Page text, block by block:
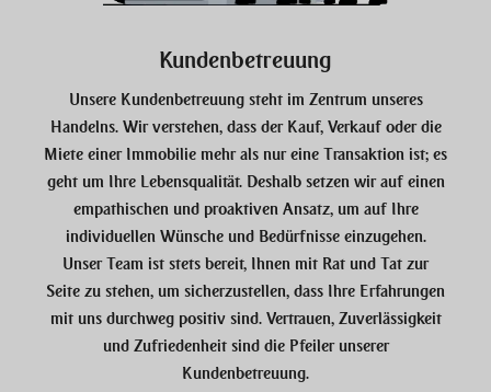
Kundenbetreuung
Unsere Kundenbetreuung steht im Zentrum unseres
Handelns. Wir verstehen, dass der Kauf, Verkauf oder die
Miete einer Immobilie mehr als nur eine Transaktion ist; es
geht um Ihre Lebensqualität. Deshalb setzen wir auf einen
empathischen und proaktiven Ansatz, um auf Ihre
individuellen Wünsche und Bedürfnisse einzugehen.
Unser Team ist stets bereit, Ihnen mit Rat und Tat zur
Seite zu stehen, um sicherzustellen, dass Ihre Erfahrungen
mit uns durchweg positiv sind. Vertrauen, Zuverlässigkeit
und Zufriedenheit sind die Pfeiler unserer
Kundenbetreuung.